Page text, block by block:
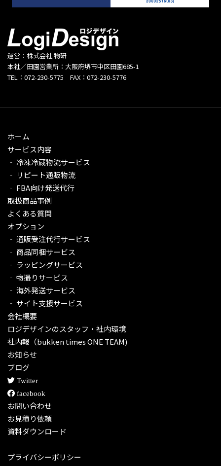
運営：株式会社 物研
本社／田園営業所：大阪府堺市中区田園685-1
TEL：072-230-5775 FAX：072-230-5776
ホーム
サービス内容
‐ 冷凍冷蔵物流サービス
‐ リピート通販物流
‐ FBA向け発送代行
取扱商品事例
よくある質問
オプション
‐ 通販受注代行サービス​
‐ 商品同梱サービス
‐ ラッピングサービス
‐ 物撮りサービス
‐ 海外発送サービス
‐ サイト支援サービス
会社概要
ロジデザインのスタッフ・社内環境
社内報（bukken times ONE TEAM)
お知らせ
ブログ
Twitter
facebook
お問い合わせ
お見積り依頼
資料ダウンロード
プライバシーポリシー